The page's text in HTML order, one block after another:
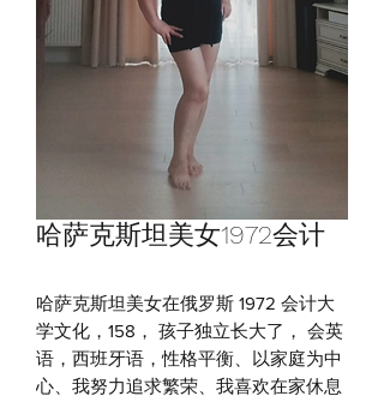
哈萨克斯坦美女1972会计
哈萨克斯坦美女在俄罗斯 1972 会计大
学文化，158， 孩子独立长大了， 会英
语，西班牙语，性格平衡、以家庭为中
心、我努力追求繁荣、我喜欢在家休息